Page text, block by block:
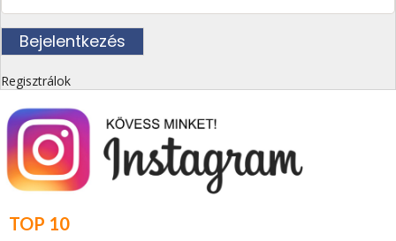
Regisztrálok
TOP 10